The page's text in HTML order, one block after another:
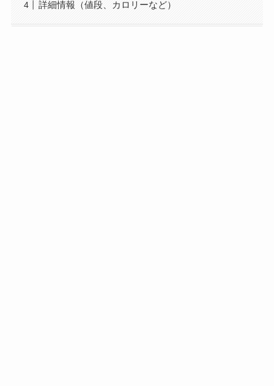
詳細情報（値段、カロリーなど）